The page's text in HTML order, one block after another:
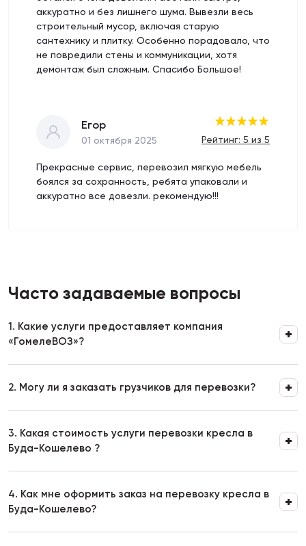
аккуратно и без лишнего шума. Вывезли весь
строительный мусор, включая старую
сантехнику и плитку. Особенно порадовало, что
не повредили стены и коммуникации, хотя
демонтаж был сложным. Спасибо Большое!
Егор
01 октября 2025 Рейтинг: 5 из 5
Прекрасные сервис, перевозил мягкую мебель
боялся за сохранность, ребята упаковали и
аккуратно все довезли. рекомендую!!!
Часто задаваемые вопросы
1. Какие услуги предоставляет компания
«ГомелеВОЗ»?
2. Могу ли я заказать грузчиков для перевозки?
3. Какая стоимость услуги перевозки кресла в
Буда-Кошелево ?
4. Как мне оформить заказ на перевозку кресла в
Буда-Кошелево?